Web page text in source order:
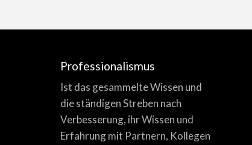
Professionalismus
Ist das gesammelte Wissen und
die ständigen Streben nach
Verbesserung, ihr Wissen und
Erfahrung mit Partnern, Kollegen